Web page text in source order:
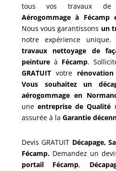
tous vos travaux
Aérogommageà Fécamp
Nous vous garantissons un
notre expérience unique.
travaux nettoyage de
peintureà Fécamp.
GRATUITvotre
Vous souhaitez un
aérogommage en
uneentreprise de Qualité
assurée à la Garantie
Devis GRATUIT Décapage,
Fécamp. Demandez un
portail Fécamp,